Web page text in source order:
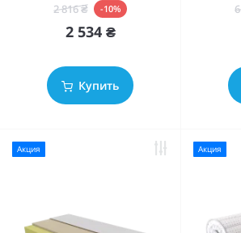
2 816 ₴ -10%
2 534 ₴
Купить
Акция Акция